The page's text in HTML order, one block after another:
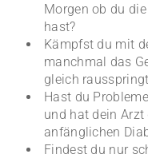
Morgen ob du
hast?
Kämpfst du mit
manchmal das
gleich
Hast du
und hat dein
anfänglichen
Findest du nur